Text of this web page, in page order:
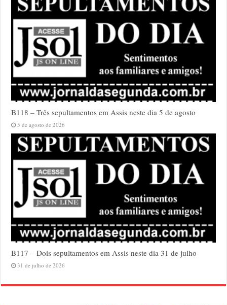
B118 – Três sepultamentos em Assis neste dia 5 de agosto
5 de agosto de 2026
B117 – Dois sepultamentos em Assis neste dia 31 de julho
31 de julho de 2026